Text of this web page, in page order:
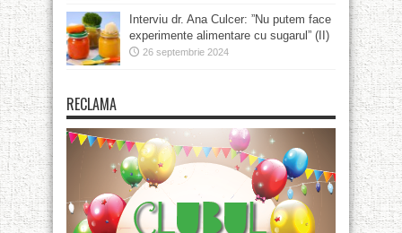
Interviu dr. Ana Culcer: ”Nu putem face
experimente alimentare cu sugarul” (II)
26 septembrie 2024
RECLAMA